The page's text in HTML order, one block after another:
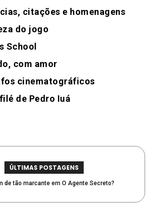
citações e homenagens
do jogo
School
com amor
cinematográficos
de Pedro Iuá
ÚLTIMAS POSTAGENS
de tão marcante em O Agente Secreto?